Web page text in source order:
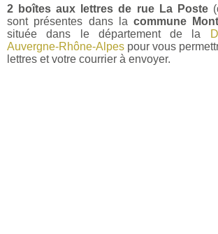
2 boîtes aux lettres de rue La Poste
sont présentes dans lacommune
située dans le département de la
Auvergne-Rhône-Alpes pour vous
lettres et votre courrier à envoyer.